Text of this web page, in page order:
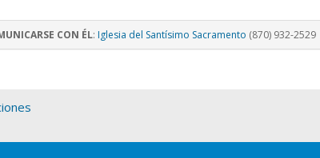
CON ÉL: Iglesia del Santísimo Sacramento (870) 932-2529